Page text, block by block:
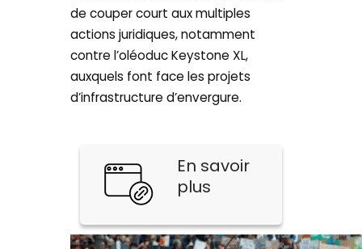
de couper court aux multiples
actions juridiques, notamment
contre l’oléoduc Keystone XL,
auxquels font face les projets
d’infrastructure d’envergure.
En savoir
plus